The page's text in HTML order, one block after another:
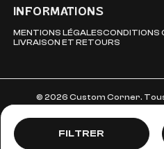
MARQUE
FILTRER Prix,
INFORMATIONS
MENTIONS LÉGALESCONDITIONS
LIVRAISON ET RETOURS
© 2026 Custom Corner.